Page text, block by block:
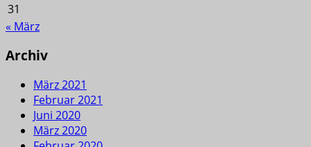
31
« März
Archiv
März 2021
Februar 2021
Juni 2020
März 2020